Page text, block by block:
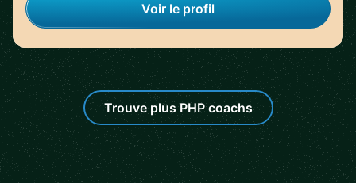
Voir le profil
Trouve plus PHP coachs